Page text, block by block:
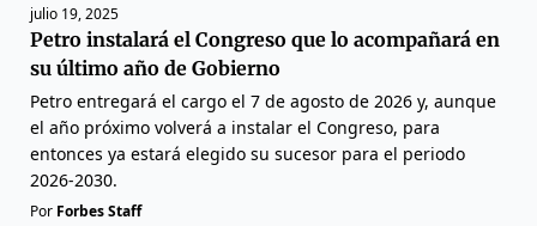
julio 19, 2025
Petro instalará el Congreso que lo acompañará en
su último año de Gobierno
Petro entregará el cargo el 7 de agosto de 2026 y, aunque
el año próximo volverá a instalar el Congreso, para
entonces ya estará elegido su sucesor para el periodo
2026-2030.
Por Forbes Staff